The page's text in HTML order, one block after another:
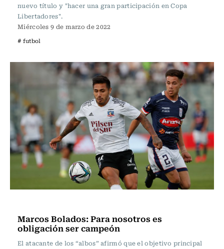
nuevo título y "hacer una gran participación en Copa
Libertadores".
Miércoles 9 de marzo de 2022
# futbol
Marcos Bolados: Para nosotros es
obligación ser campeón
El atacante de los “albos” afirmó que el objetivo principal